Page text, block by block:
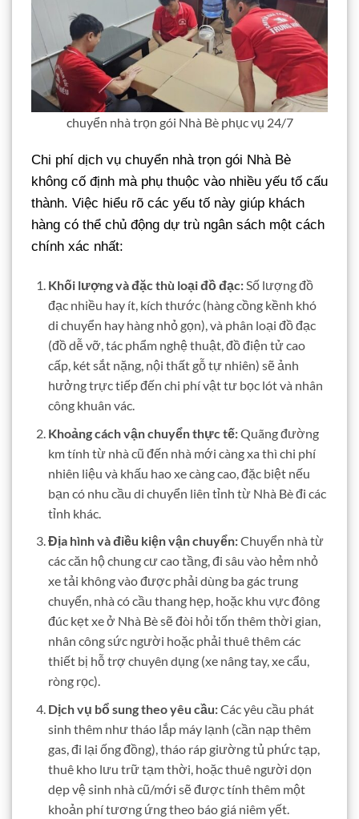
chuyển nhà trọn gói Nhà Bè phục vụ 24/7
Chi phí dịch vụ chuyển nhà trọn gói Nhà Bè
không cố định mà phụ thuộc vào nhiều yếu tố cấu
thành. Việc hiểu rõ các yếu tố này giúp khách
hàng có thể chủ động dự trù ngân sách một cách
chính xác nhất:
Khối lượng và đặc thù loại đồ đạc:Số lượng đồ
đạc nhiều hay ít, kích thước (hàng cồng kềnh khó
di chuyển hay hàng nhỏ gọn), và phân loại đồ đạc
(đồ dễ vỡ, tác phẩm nghệ thuật, đồ điện tử cao
cấp, két sắt nặng, nội thất gỗ tự nhiên) sẽ ảnh
hưởng trực tiếp đến chi phí vật tư bọc lót và nhân
công khuân vác.
Khoảng cách vận chuyển thực tế:Quãng đường
km tính từ nhà cũ đến nhà mới càng xa thì chi phí
nhiên liệu và khấu hao xe càng cao, đặc biệt nếu
bạn có nhu cầu di chuyển liên tỉnh từ Nhà Bè đi các
tỉnh khác.
Địa hình và điều kiện vận chuyển:Chuyển nhà từ
các căn hộ chung cư cao tầng, đi sâu vào hẻm nhỏ
xe tải không vào được phải dùng ba gác trung
chuyển, nhà có cầu thang hẹp, hoặc khu vực đông
đúc kẹt xe ở Nhà Bè sẽ đòi hỏi tốn thêm thời gian,
nhân công sức người hoặc phải thuê thêm các
thiết bị hỗ trợ chuyên dụng (xe nâng tay, xe cẩu,
ròng rọc).
Dịch vụ bổ sung theo yêu cầu:Các yêu cầu phát
sinh thêm như tháo lắp máy lạnh (cần nạp thêm
gas, đi lại ống đồng), tháo ráp giường tủ phức tạp,
thuê kho lưu trữ tạm thời, hoặc thuê người dọn
dẹp vệ sinh nhà cũ/mới sẽ được tính thêm một
khoản phí tương ứng theo báo giá niêm yết.